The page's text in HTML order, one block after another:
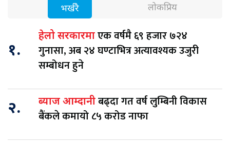
भर्खरै लोकप्रिय
१.
हेलो सरकारमाएक वर्षमै ६९ हजार ७२४
गुनासा, अब २४ घण्टाभित्र अत्यावश्यक उजुरी
सम्बोधन हुने
२. ब्याज आम्दानीबढ्दा गत वर्ष लुम्बिनी विकास
बैंकले कमायो ८५ करोड नाफा